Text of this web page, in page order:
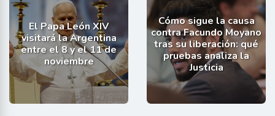
El Papa León XIV
visitará la Argentina
entre el 8 y el 11 de
noviembre
Cómo sigue la causa
contra Facundo Moyano
tras su liberación: qué
pruebas analiza la
Justicia